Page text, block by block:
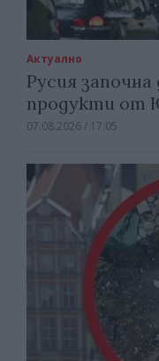
Актуално
Русия
продукти от
07.08.2026 / 17:05